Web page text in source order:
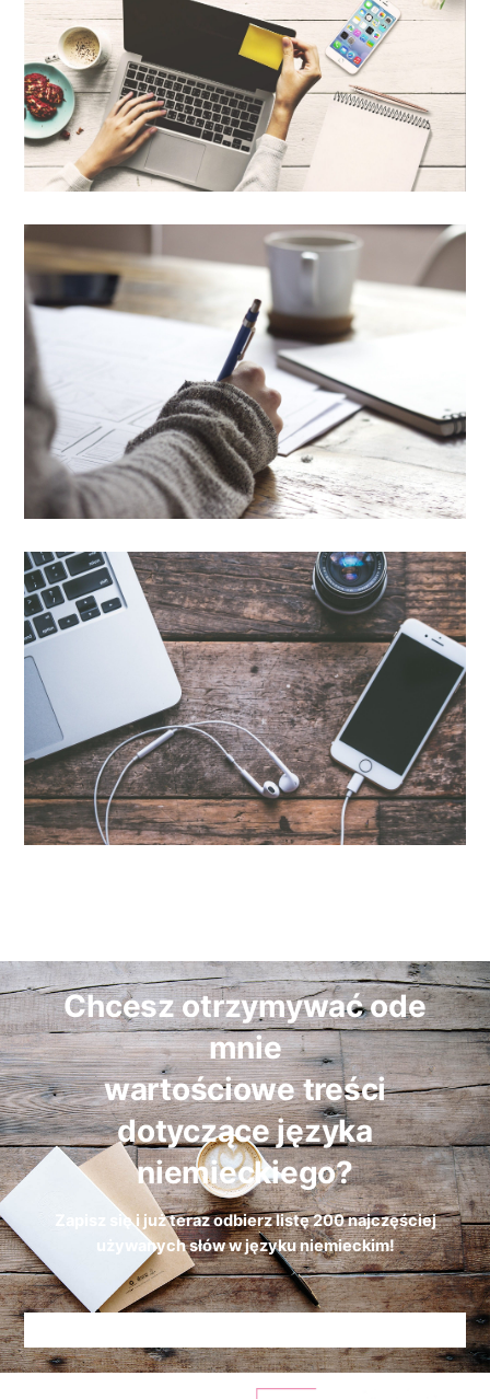
Chcesz otrzymywać ode
mnie
wartościowe treści
dotyczące języka
niemieckiego?
Zapisz się i już teraz odbierzlistę200 najczęściej
używanych słów w języku niemieckim!